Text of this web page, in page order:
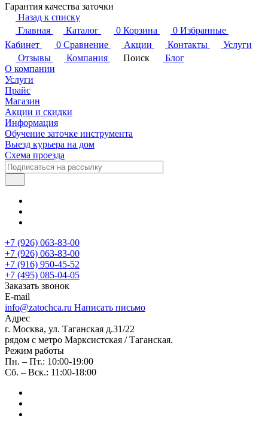
Гарантия качества заточки
Назад к списку
Главная
Каталог 0 Корзина 0 Избранные
Кабинет
0 Сравнение Акции Контакты
Услуги
Отзывы
Компания Поиск
Блог
О компании
Услуги
Прайс
Магазин
Акции и скидки
Информация
Обучение заточке инструмента
Выезд курьера на дом
Схема проезда
+7 (926) 063-83-00
+7 (926) 063-83-00
+7 (916) 950-45-52
+7 (495) 085-04-05
Заказать звонок
E-mail
info@zatochca.ru Написать письмо
Адрес
г. Москва, ул. Таганская д.31/22
рядом с метро Марксистская / Таганская.
Режим работы
Пн. – Пт.: 10:00-19:00
Сб. – Вск.: 11:00-18:00